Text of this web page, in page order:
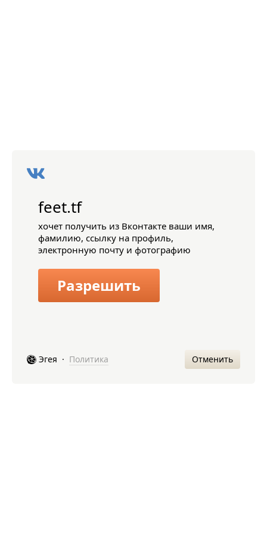
feet.tf
хочет получить из Вконтакте ваши имя,
фамилию, ссылку на профиль,
электронную почту и фотографию
Разрешить
Эгея · Политика Отменить